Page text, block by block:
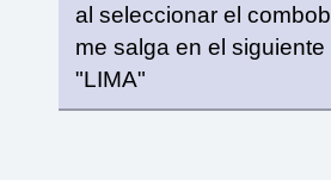
al seleccionar el
me salga en el
"LIMA"